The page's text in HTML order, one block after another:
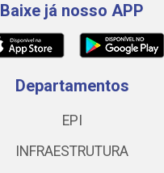
Baixe já nosso APP
Departamentos
EPI
INFRAESTRUTURA